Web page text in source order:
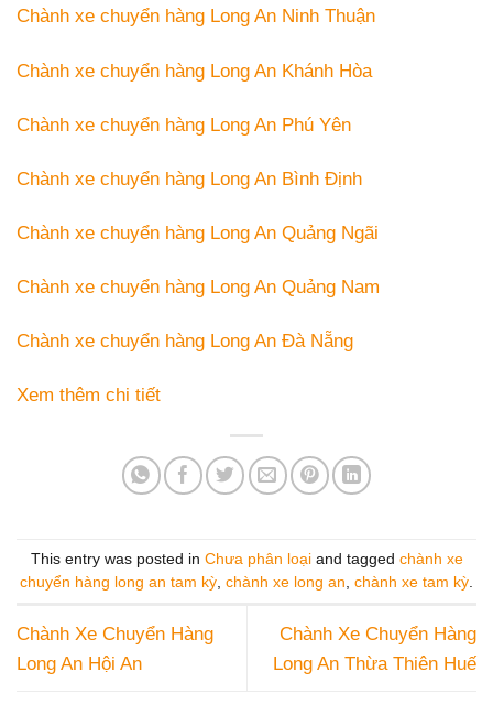
Chành xe chuyển hàng Long An Ninh Thuận
Chành xe chuyển hàng Long An Khánh Hòa
Chành xe chuyển hàng Long An Phú Yên
Chành xe chuyển hàng Long An Bình Định
Chành xe chuyển hàng Long An Quảng Ngãi
Chành xe chuyển hàng Long An Quảng Nam
Chành xe chuyển hàng Long An Đà Nẵng
Xem thêm chi tiết
This entry was posted in Chưa phân loạiand tagged chành xe
chuyển hàng long an tam kỳ chành xe long an chành xe tam kỳ
Chành Xe Chuyển Hàng
Long An Hội An
Chành Xe Chuyển Hàng
Long An Thừa Thiên Huế